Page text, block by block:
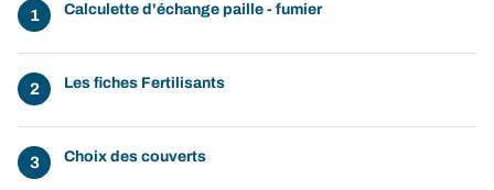
Calculette d'échange paille - fumier
Les fiches Fertilisants
Choix des couverts